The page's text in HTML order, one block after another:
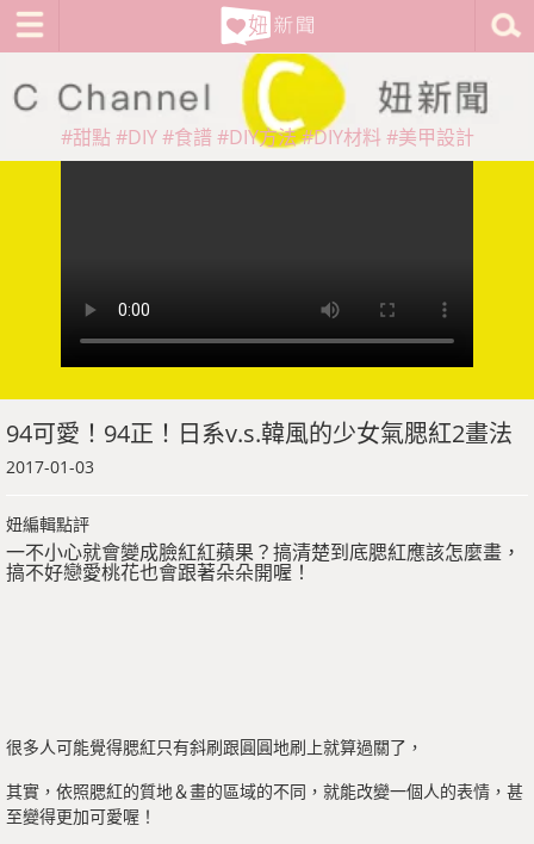
#甜點 #DIY #食譜 #DIY方法#DIY材料 #美甲設計
94可愛！94正！日系v.s.韓風的少女氣腮紅2畫法
2017-01-03
妞編輯點評
一不小心就會變成臉紅紅蘋果？搞清楚到底腮紅應該怎麼畫，
搞不好戀愛桃花也會跟著朵朵開喔！
很多人可能覺得腮紅只有斜刷跟圓圓地刷上就算過關了，
其實，依照腮紅的質地＆畫的區域的不同，就能改變一個人的表情，甚
至變得更加可愛喔！